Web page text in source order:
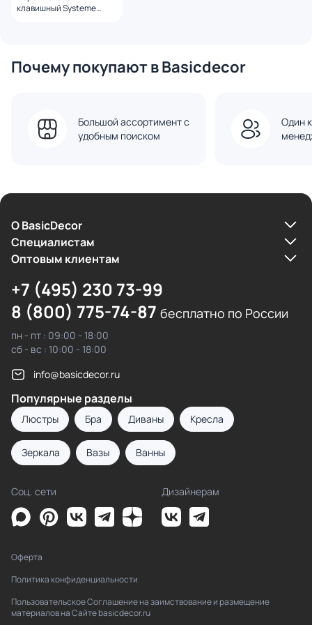
клавишный Systeme
Почему покупают в Basicdecor
Большой ассортимент с
удобным поиском
Один
О BasicDecor
Cпециалистам
Оптовым клиентам
+7 (495) 230 73-99
8 (800) 775-74-87 бесплатно по России
пн - пт : 09:00 - 18:00
сб - вс : 10:00 - 18:00
info@basicdecor.ru
Популярные разделы
Люстры Бра Диваны Кресла
Зеркала Вазы Ванны
Соц. сети Дизайнерам
Оферта
Политика конфиденциальности
Пользовательское Соглашение на заимствование и размещение
материалов на Сайте basicdecor.ru